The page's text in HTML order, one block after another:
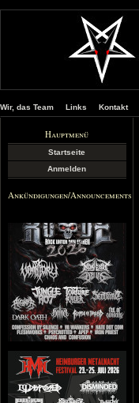
Wir, das Team Links Kontakt
Hauptmenü
Startseite
Anmelden
Ankündigungen/Announcements